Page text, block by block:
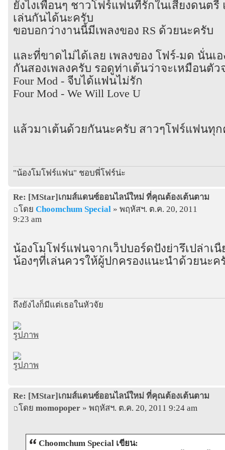
ยังไงเพื่อนๆ ชาวโฟร์แฟนที่รักในเสียงดนตรี
เล่นกันได้นะครับ
ขอบอกว่างานนี้มีเพลงของ RS ด้วยนะครับ
และที่ขาดไม่ได้เลย เพลงของ โฟร์-มด นั่นเ
กันสองเพลงครับ รอดูท่าเต้นว่าจะเหมือนตัว
Four Mod - จีบได้แฟนไม่รัก
Four Mod - We Will Love U
แล้วมาเต้นด้วยกันนะครับ สาวๆโฟร์แฟนทุ
"น้องโมโฟร์แฟน" ชอบพี่โฟร์น่ะ
Re: [MStar]เกมส์แดนซ์ออนไลน์ใหม่ ที่คุณต้องเต้นตาม
โดย Choomchum Special » พฤหัสฯ. ต.ค. 20, 2011
9:23 am
น้องโมโฟร์แฟนจากเว็ปบอร์ดปังย่ารึเปล่าเนี้
น้องๆที่เล่นควรให้ผู้ปกครองแนะนำด้วยนะค
ถึงยังไงก็มีแต่เธอในหัวจัย
Re: [MStar]เกมส์แดนซ์ออนไลน์ใหม่ ที่คุณต้องเต้นตาม
โดย momopoper » พฤหัสฯ. ต.ค. 20, 2011 9:24 am
Choomchum Special เขียน: